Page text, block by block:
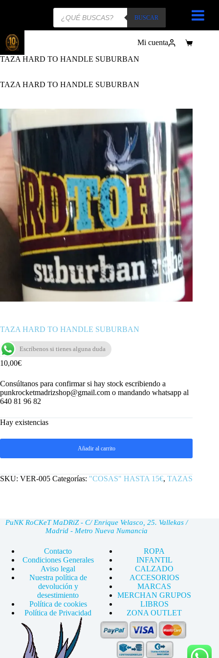
Búsqueda
BUSCAR
Mi cuenta
Carro
TAZA HARD TO HANDLE SUBURBAN
TAZA HARD TO HANDLE SUBURBAN
TAZA HARD TO HANDLE SUBURBAN
Escríbenos si tienes alguna duda
10,00€
Consúltanos para confirmar si hay stock escribiendo a
punkrocketmadrizshop@gmail.com o mandando whatsapp al
640 81 96 82
Hay existencias
Añadir al carrito
SKU: VER-005 Categorías: "COSAS" HASTA 15€, TAZAS
PuNK RoCKeT MaDRiZ - C/ Enrique Velasco, 25. Vallekas /
Madrid - Metro Nueva Numancia
Contacto
Condiciones Generales
Aviso legal
Nuestra política de
devolución y
desestimiento
Política de cookies
Política de Privacidad
ROPA
INFANTIL
CALZADO
ACCESORIOS
MARCAS
MERCHAN GRUPOS
LIBROS
ZONA OUTLET